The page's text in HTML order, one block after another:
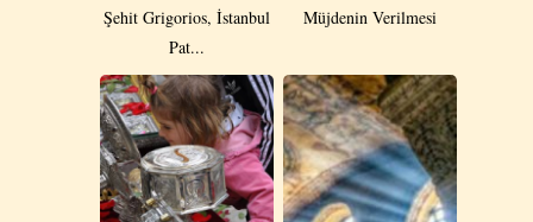
Şehit Grigorios, İstanbul
Pat...
Müjdenin Verilmesi